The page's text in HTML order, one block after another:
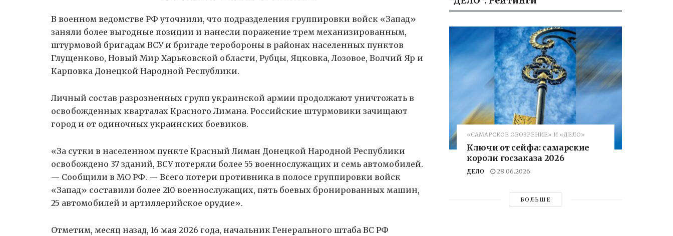
В военном ведомстве РФ уточнили, что подразделения группировки войск «Запад»
заняли более выгодные позиции и нанесли поражение трем механизированным,
штурмовой бригадам ВСУ и бригаде теробороны в районах населенных пунктов
Глущенково, Новый Мир Харьковской области, Рубцы, Яцковка, Лозовое, Волчий Яр и
Карповка Донецкой Народной Республики.
Личный состав разрозненных групп украинской армии продолжают уничтожать в
освобожденных кварталах Красного Лимана. Российские штурмовики зачищают
город и от одиночных украинских боевиков.
«За сутки в населенном пункте Красный Лиман Донецкой Народной Республики
освобождено 37 зданий, ВСУ потеряли более 55 военнослужащих и семь автомобилей.
— Сообщили в МО РФ. — Всего потери противника в полосе группировки войск
«Запад» составили более 210 военнослужащих, пять боевых бронированных машин,
25 автомобилей и артиллерийское орудие».
Отметим, месяц назад, 16 мая 2026 года, начальник Генерального штаба ВС РФ
«САМАРСКОЕ ОБОЗРЕНИЕ» И «ДЕЛО»
Ключи от сейфа: самарские
короли госзаказа 2026
ДЕЛО 28.06.2026
БОЛЬШЕ